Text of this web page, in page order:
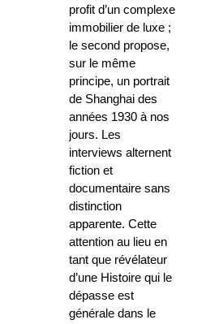
profit d’un complexe
immobilier de luxe ;
le second propose,
sur le même
principe, un portrait
de Shanghai des
années 1930 à nos
jours. Les
interviews alternent
fiction et
documentaire sans
distinction
apparente. Cette
attention au lieu en
tant que révélateur
d’une Histoire qui le
dépasse est
générale dans le